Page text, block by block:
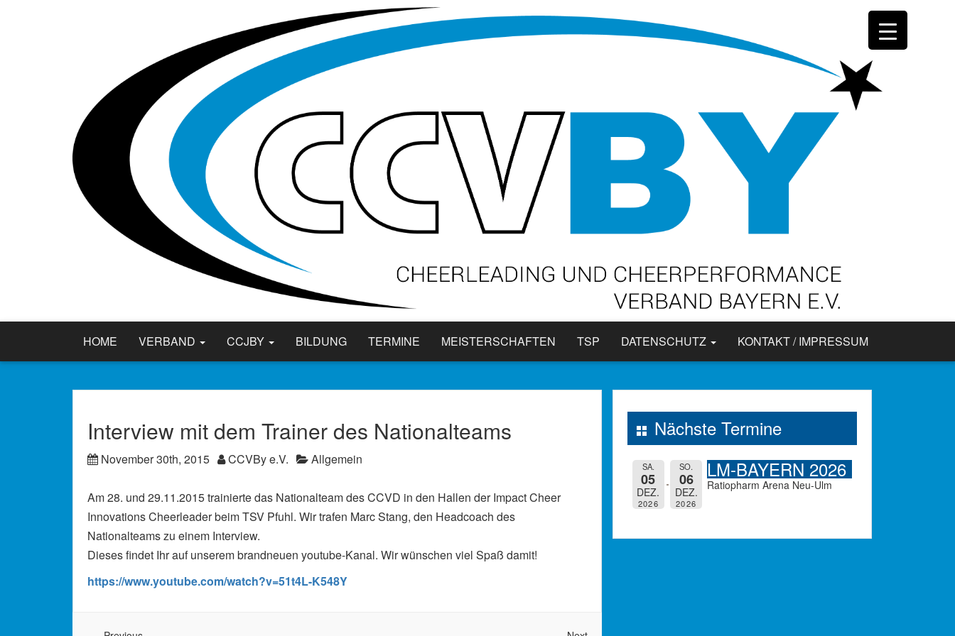
HOME VERBAND CCJBY BILDUNG TERMINE MEISTERSCHAFTEN TSP DATENSCHUTZ KONTAKT / IMPRESSUM
Interview mit dem Trainer des Nationalteams
November 30th, 2015 CCVBy e.V. Allgemein
Am 28. und 29.11.2015 trainierte das Nationalteam des CCVD in den Hallen der Impact Cheer
Innovations Cheerleader beim TSV Pfuhl. Wir trafen Marc Stang, den Headcoach des
Nationalteams zu einem Interview.
Dieses findet Ihr auf unserem brandneuen youtube-Kanal. Wir wünschen viel Spaß damit!
https://www.youtube.com/watch?v=51t4L-K548Y
Nächste Termine
SA.
05
DEZ.
2026
SO.
06
DEZ.
2026
LM-BAYERN 2026
Ratiopharm Arena Neu-Ulm